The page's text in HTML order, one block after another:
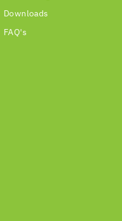
Downloads
FAQ's